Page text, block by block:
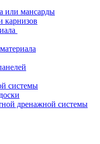
или мансарды
системы
дренажной системы